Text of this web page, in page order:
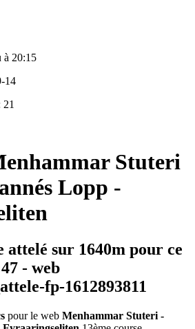
à 20:15
14
Stuteri
Lopp -
attelé sur 1640m pour ce
- web
pour le web Menhammar Stuteri -